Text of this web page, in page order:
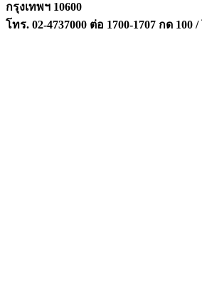
กรุงเทพฯ 10600
โทร. 02-4737000 ต่อ 1700-1707 กด 100